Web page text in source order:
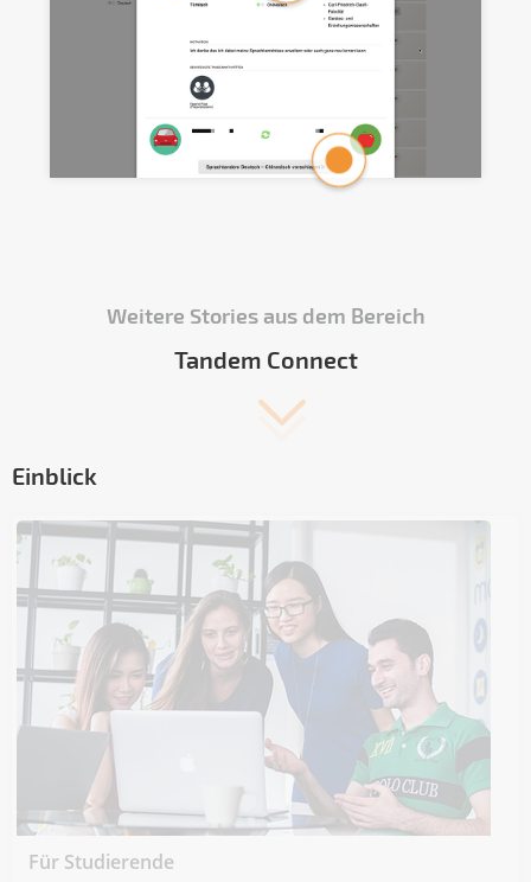
Weitere Stories aus dem Bereich
Tandem Connect
Einblick
Für Studierende